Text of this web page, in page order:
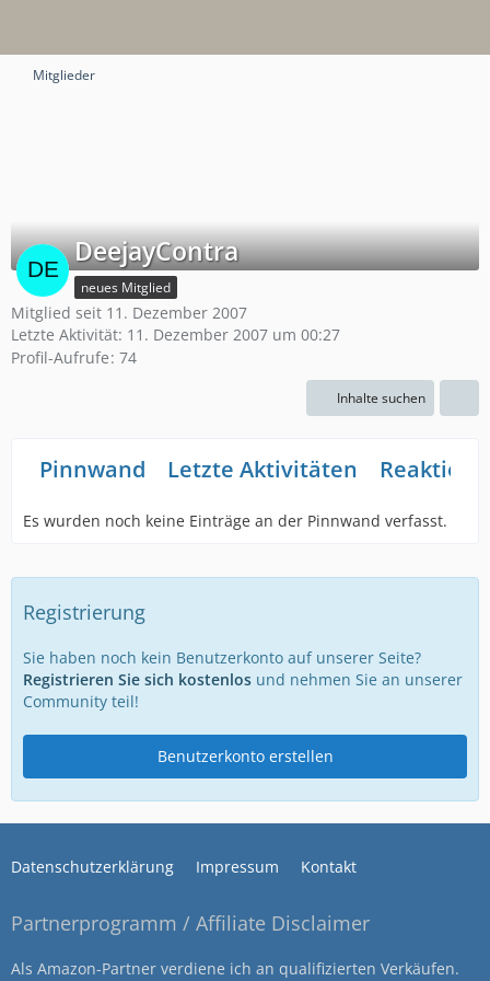
Mitglieder
DeejayContra
neues Mitglied
Mitglied seit 11. Dezember 2007
Letzte Aktivität: 11. Dezember 2007 um 00:27
Profil-Aufrufe 74
Inhalte suchen
Pinnwand Letzte Aktivitäten
Es wurden noch keine Einträge an der Pinnwand verfasst.
Registrierung
Sie haben noch kein Benutzerkonto auf unserer Seite?
Registrieren Sie sich kostenlos und nehmen Sie an unserer
Community teil!
Benutzerkonto erstellen
Datenschutzerklärung Impressum Kontakt
Partnerprogramm / Affiliate Disclaimer
Als Amazon-Partner verdiene ich an qualifizierten Verkäufen.